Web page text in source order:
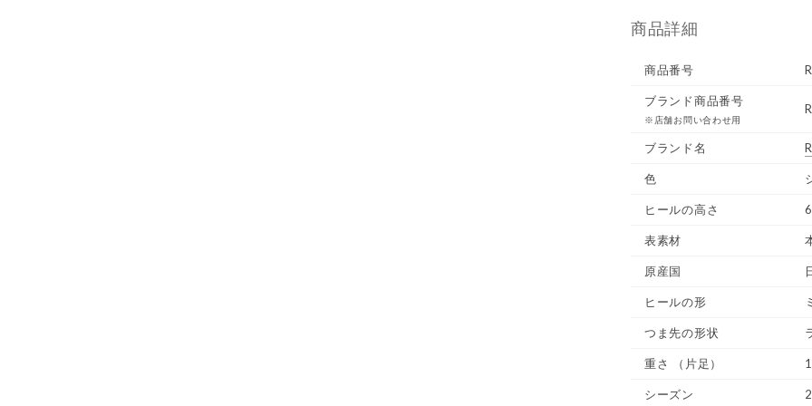
商品詳細
商品番号
ブランド商品番号
※店舗お問い合わせ用
ブランド名
色
ヒールの高さ
表素材
原産国
ヒールの形
つま先の形状
重さ （片足）
シーズン